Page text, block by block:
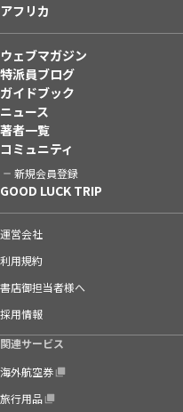
アフリカ
ウェブマガジン
特派員ブログ
ガイドブック
ニュース
著者一覧
コミュニティ
新規会員登録
GOOD LUCK TRIP
運営会社
利用規約
書店御担当者様へ
採用情報
関連サービス
海外航空券
旅行用品